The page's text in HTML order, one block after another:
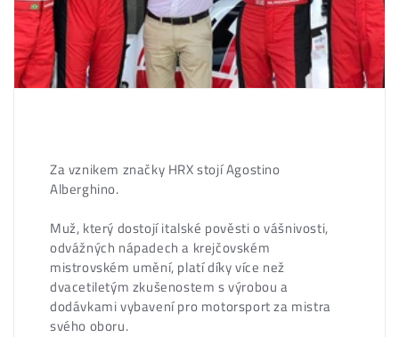
Za vznikem značky HRX stojí Agostino
Alberghino.
Muž, který dostojí italské pověsti o vášnivosti,
odvážných nápadech a krejčovském
mistrovském umění, platí díky více než
dvacetiletým zkušenostem s výrobou a
dodávkami vybavení pro motorsport za mistra
svého oboru.